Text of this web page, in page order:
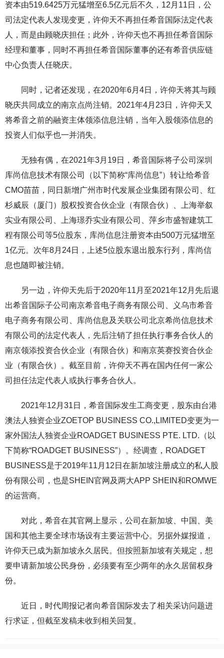
资本由519.6425万元猛增至6.5亿元后不久，12月11日，公
司法定代表人发现变更，许仰天不再担任希音国际法定代表
人，而是由顾晓庆担任；此外，许仰天也不再担任希音国际
经理和董事，同时不再担任希音国际董事的还有希音供应链
中心负责人任晓庆。
同时，记者还发现，在2020年6月4日，许仰天将其与顾
晓庆共同成立的南京点尚注销。2021年4月23日，许仰天又
将希音之前的融资主体领添信息注销，当年入股领添信息的
投资人们似乎也一并消失。
无独有偶，在2021年3月19日，希音国际将子公司深圳
库尚信息技术有限公司（以下简称“库尚信息”）转让给希音
CMO苗苗，同日新增广州市时代发展企业集团有限公司、红
杉威辰（厦门）股权投资合伙企业（有限合伙）、上海举叙
实业有限公司、上海璟乔实业有限公司、萍乡市盛智建筑工
程有限公司等5位股东，库尚信息注册资本由500万元猛增至
1亿元。次年8月24日，上述5位股东退出股东行列，库尚信
息也随即被注销。
另一边，许仰天先后于2020年11月至2021年12月先后退
出希音国际子公司南京希音电子商务有限公司、义乌市希音
电子商务有限公司、库尚信息及关联公司北京希尚信息技术
有限公司的法定代表人，先后注销了担任执行事务合伙人的
南京领添投资合伙企业（有限合伙）和南京英赛投资合伙企
业（有限合伙）。截至目前，许仰天不再在国内任何一家公
司担任法定代表人或执行事务合伙人。
2021年12月31日，希音国际发生工商变更，股东由台港
澳法人独资企业ZOETOP BUSINESS CO.,LIMITED变更为一
家外国法人独资企业ROADGET BUSINESS PTE. LTD.（以
下简称“ROADGET BUSINESS”）。经调查，ROADGET
BUSINESS是于2019年11月12日在新加坡注册成立的私人股
份有限公司，也是SHEIN官网及两大APP SHEIN和ROMWE
的运营商。
对此，希音在其官网上显示，公司在新加坡、中国、美
国和其他主要全球市场设有主要运营中心。
另据外媒报道，
许仰天已成为新加坡永久居民。但按照新加坡有关规定，想
要申请新加坡公民身份，必须要有至少两年的永久居留权身
份。
近日，时代周报记者向希音国际发去了相关采访问题进
行求证，但截至发稿未收到相关回复。